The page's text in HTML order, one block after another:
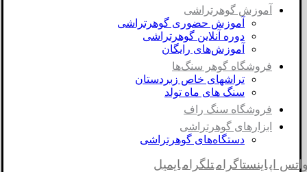
آموزش گوهرتراشی
آموزش حضوری گوهرتراشی
دوره آنلاین گوهرتراشی
آموزش‌های رایگان
فروشگاه گوهر سنگ‌ها
تراشهای خاص زبردستان
سنگ های ماه تولد
فروشگاه سنگ راف
ابزارهای گوهرتراشی
دستگاه‌های گوهرتراشی
اپاینستاگرامتلگرامایمیل